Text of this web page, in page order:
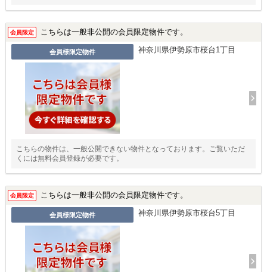
会員限定 こちらは一般非公開の会員限定物件です。
会員様限定物件 神奈川県伊勢原市桜台1丁目
こちらの物件は、一般公開できない物件となっております。ご覧いただ
くには無料会員登録が必要です。
会員限定 こちらは一般非公開の会員限定物件です。
会員様限定物件 神奈川県伊勢原市桜台5丁目